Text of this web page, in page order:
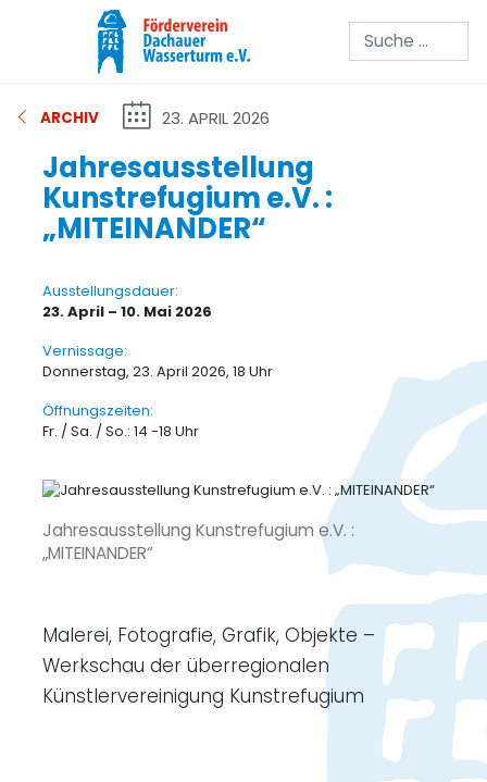
Suchen
ARCHIV 23. APRIL 2026
Jahresausstellung
Kunstrefugium e.V. :
„MITEINANDER“
Ausstellungsdauer:
23. April – 10. Mai 2026
Vernissage:
Donnerstag, 23. April 2026, 18 Uhr
Öffnungszeiten:
Fr. / Sa. / So.: 14 -18 Uhr
Jahresausstellung Kunstrefugium e.V. :
„MITEINANDER“
Malerei, Fotografie, Grafik, Objekte –
Werkschau der überregionalen
Künstlervereinigung Kunstrefugium